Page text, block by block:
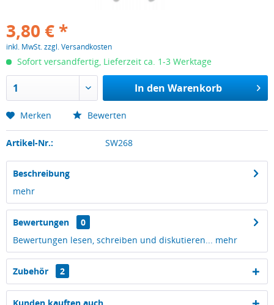
3,80 € *
inkl. MwSt.zzgl. Versandkosten
Sofort versandfertig, Lieferzeit ca. 1-3 Werktage
In den Warenkorb
Merken Bewerten
Artikel-Nr.: SW268
Beschreibung
mehr
Bewertungen
0
Bewertungen lesen, schreiben und diskutieren... mehr
Zubehör 2